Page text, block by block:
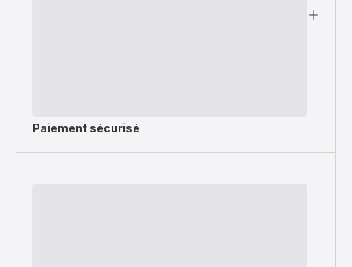
Paiement sécurisé